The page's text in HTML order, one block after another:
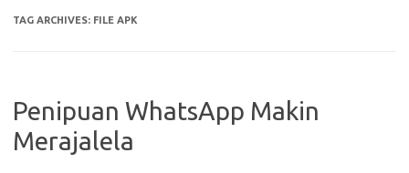
TAG ARCHIVES: FILE APK
Penipuan WhatsApp Makin
Merajalela